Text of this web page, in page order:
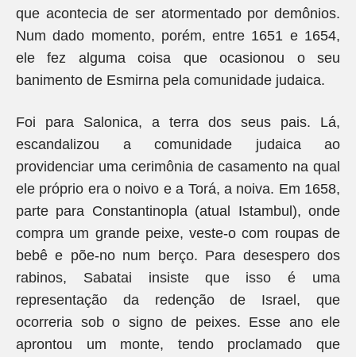
que acontecia de ser atormentado por demônios.
Num dado momento, porém, entre 1651 e 1654,
ele fez alguma coisa que ocasionou o seu
banimento de Esmirna pela comunidade judaica.
Foi para Salonica, a terra dos seus pais. Lá,
escandalizou a comunidade judaica ao
providenciar uma cerimônia de casamento na qual
ele próprio era o noivo e a Torá, a noiva. Em 1658,
parte para Constantinopla (atual Istambul), onde
compra um grande peixe, veste-o com roupas de
bebê e põe-no num berço. Para desespero dos
rabinos, Sabatai insiste que isso é uma
representação da redenção de Israel, que
ocorreria sob o signo de peixes. Esse ano ele
aprontou um monte, tendo proclamado que